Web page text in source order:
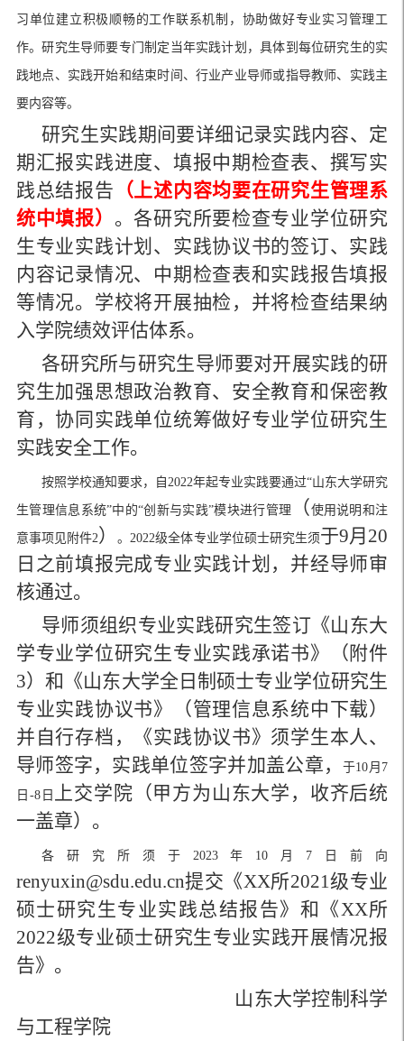
习单位建立积极顺畅的工作联系机制，协助做好专业实习管理工
作。研究生导师要专门制定当年实践计划，具体到每位研究生的实
践地点、实践开始和结束时间、行业产业导师或指导教师、实践主
要内容等。
研究生实践期间要详细记录实践内容、定
期汇报实践进度、填报中期检查表、撰写实
践总结报告 （上述内容均要在研究生管理系
统中填报） 。各研究所要检查专业学位研究
生专业实践计划、实践协议书的签订、实践
内容记录情况、中期检查表和实践报告填报
等情况。学校将开展抽检，并将检查结果纳
入学院绩效评估体系。
各研究所与研究生导师要对开展实践的研
究生加强思想政治教育、安全教育和保密教
育，协同实践单位统筹做好专业学位研究生
实践安全工作。
按照学校通知要求，自 2022年起专业实践要通过“山东大学研究
生管理信息系统”中的“创新与实践”模块进行管理 （ 使用说明和注
意事项见附件2）。2022级全体专业学位硕士研究生须于9月20
日之前填报完成专业实践计划 ， 并经导师审
核通过。
导师须组织专业实践研究生签订《山东大
学专业学位研究生专业实践承诺书》（附件
3）和《山东大学全日制硕士专业学位研究生
专业实践协议书》（管理信息系统中下载）
并自行存档，《实践协议书》须学生本人、
导师签字， 实践单位签字并加盖公章，于10月7
日-8日 上交学院 （甲方为山东大学，收齐后统
一盖章） 。
各研究所须于 2023年10月7日前向
renyuxin@sdu.edu.cn提交《XX所2021级专业
硕士研究生专业实践总结报告》和《XX所
2022级专业硕士研究生专业实践开展情况报
告》。
山东大学控制科学
与工程学院